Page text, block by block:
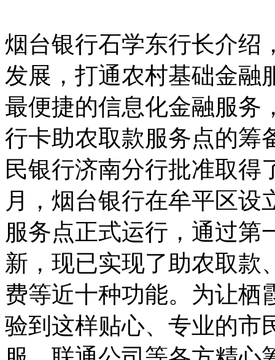
烟台银行石学东行长介绍
发展，打通农村基础金融
最便捷的信息化金融服务
行卡助农取款服务点的筹
民银行济南分行批准取得
月，烟台银行在牟平区设
服务点正式运行，通过第
新，现已实现了助农取款
费等近十种功能。为让栖
验到这样贴心、专业的市